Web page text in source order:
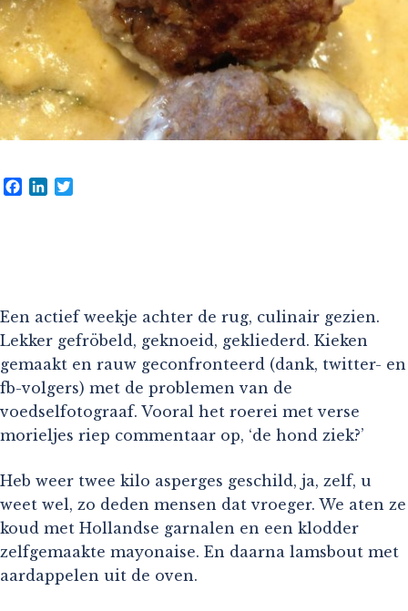
Facebook
LinkedIn
Een actief weekje achter de rug, culinair gezien.
Lekker gefröbeld, geknoeid, gekliederd. Kieken
gemaakt en rauw geconfronteerd (dank, twitter- en
fb-volgers) met de problemen van de
voedselfotograaf. Vooral het roerei met verse
morieljes riep commentaar op, ‘de hond ziek?’
Heb weer twee kilo asperges geschild, ja, zelf, u
weet wel, zo deden mensen dat vroeger. We aten ze
koud met Hollandse garnalen en een klodder
zelfgemaakte mayonaise. En daarna lamsbout met
aardappelen uit de oven.